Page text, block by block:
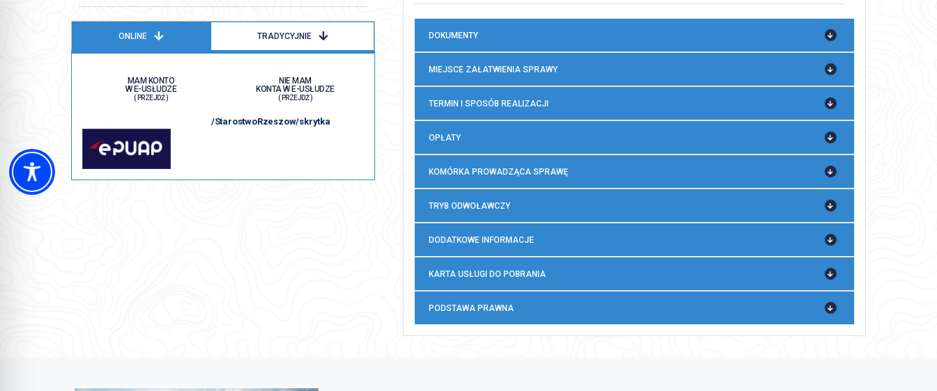
ONLINE TRADYCYJNIE
MAM KONTO
W E-USŁUDZE
( PRZEJDŹ )
NIE MAM
KONTA W E-USŁUDZE
( PRZEJDŹ )
/StarostwoRzeszow/skrytka
DOKUMENTY
MIEJSCE ZAŁATWIENIA SPRAWY
TERMIN I SPOSÓB REALIZACJI
OPŁATY
KOMÓRKA PROWADZĄCA SPRAWĘ
TRYB ODWOŁAWCZY
DODATKOWE INFORMACJE
KARTA USŁUGI DO POBRANIA
PODSTAWA PRAWNA